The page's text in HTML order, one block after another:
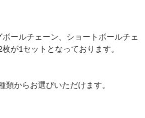
ールチェーン、ショートボールチェ
が1セットとなっております。
類からお選びいただけます。